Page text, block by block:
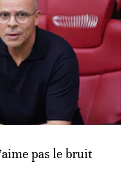
pas le bruit